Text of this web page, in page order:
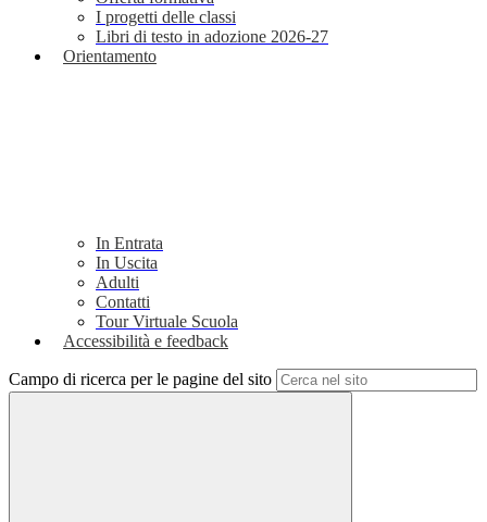
I progetti delle classi
Libri di testo in adozione 2026-27
Orientamento
In Entrata
In Uscita
Adulti
Contatti
Tour Virtuale Scuola
Accessibilità e feedback
Campo di ricerca per le pagine del sito